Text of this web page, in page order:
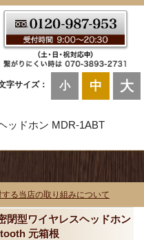
字サイズ： 小 中 大
ッドホン MDR-1ABT
る当店の取り組みについて
閉型ワイヤレスヘッドホン
元箱根